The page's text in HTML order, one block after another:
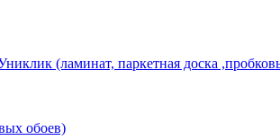
(ламинат, паркетная доска
обоев)